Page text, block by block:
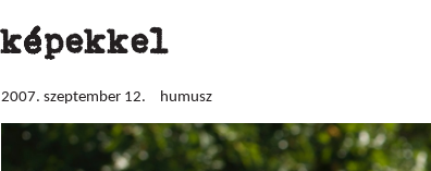
képekkel
2007. szeptember 12. humusz